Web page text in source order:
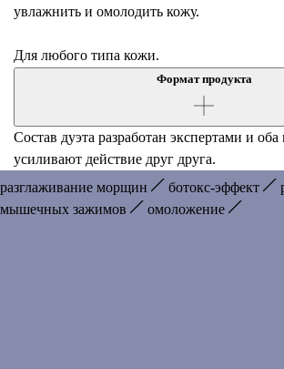
увлажнить и омолодить кожу.
Для любого типа кожи.
Формат продукта
Состав дуэта разработан экспертами и оба
усиливают действие друг друга.
разглаживание морщин
ботокс-эффект
мышечных зажимов
омоложение